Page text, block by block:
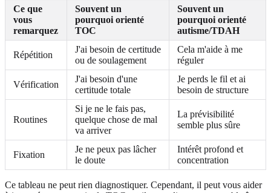
Ce que
vous
remarquez
Souvent un
pourquoi orienté
TOC
Souvent un
pourquoi orienté
autisme/TDAH
Répétition
J'ai besoin de certitude
ou de soulagement
Cela m'aide à me
réguler
Vérification
J'ai besoin d'une
certitude totale
Je perds le fil et ai
besoin de structure
Routines
Si je ne le fais pas,
quelque chose de mal
va arriver
La prévisibilité
semble plus sûre
Fixation
Je ne peux pas lâcher
le doute
Intérêt profond et
concentration
Ce tableau ne peut rien diagnostiquer. Cependant, il peut vous aider